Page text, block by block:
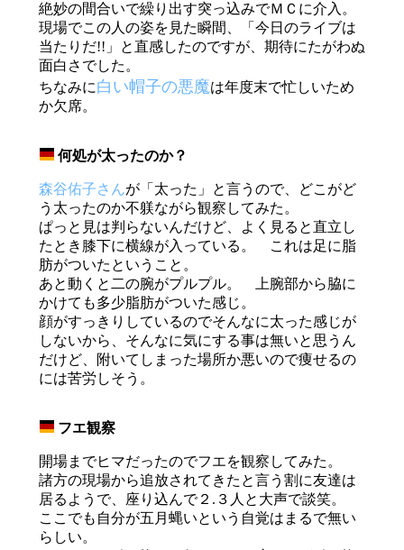
絶妙の間合いで繰り出す突っ込みでＭＣに介入。
現場でこの人の姿を見た瞬間、「今日のライブは
当たりだ!!」と直感したのですが、期待にたがわぬ
面白さでした。
ちなみに白い帽子の悪魔は年度末で忙しいため
か欠席。
何処が太ったのか？
森谷佑子さんが「太った」と言うので、どこがど
う太ったのか不躾ながら観察してみた。
ぱっと見は判らないんだけど、よく見ると直立し
たとき膝下に横線が入っている。 これは足に脂
肪がついたということ。
あと動くと二の腕がプルプル。 上腕部から脇に
かけても多少脂肪がついた感じ。
顔がすっきりしているのでそんなに太った感じが
しないから、そんなに気にする事は無いと思うん
だけど、附いてしまった場所か悪いので痩せるの
には苦労しそう。
フエ観察
開場までヒマだったのでフエを観察してみた。
諸方の現場から追放されてきたと言う割に友達は
居るようで、座り込んで２.３人と大声で談笑。
ここでも自分が五月蝿いという自覚はまるで無い
らしい。